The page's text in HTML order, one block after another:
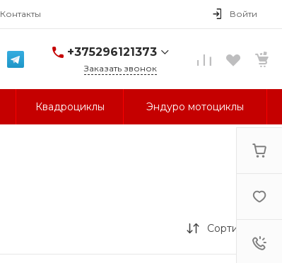
Контакты Войти
+375296121373
г. Гомель, ул.
Заказать звонок
Квадроциклы Эндуро мотоциклы
Сортировка